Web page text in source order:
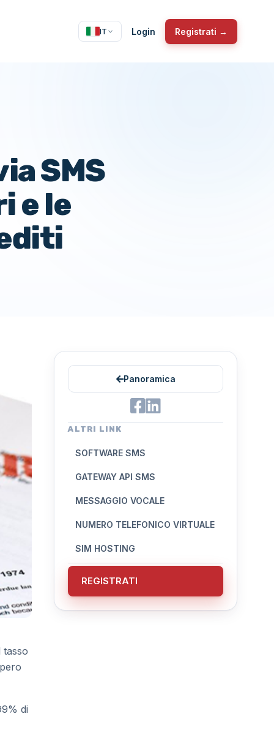
IT Login Registrati →
SMS
e le
tasso
di
Panoramica
ALTRI LINK
SOFTWARE SMS
GATEWAY API SMS
MESSAGGIO VOCALE
NUMERO TELEFONICO VIRTUALE
SIM HOSTING
REGISTRATI